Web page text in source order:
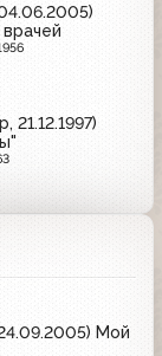
Мой